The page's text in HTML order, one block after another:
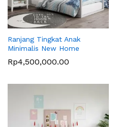
Ranjang Tingkat Anak
Minimalis New Home
Rp4,500,000.00